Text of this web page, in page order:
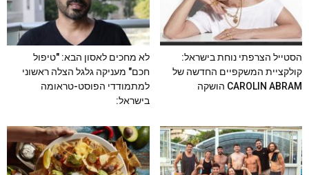
הסטייל הצרפתי נוחת בישראל:
קולקציית המשקפיים החדשה של
CAROLIN ABRAM הושקה
לא מחכים לאסון הבא: "טיפול
חכם" מעניקה גלגל הצלה ראשוני
למתמודדי הפוסט-טראומה
בישראל: